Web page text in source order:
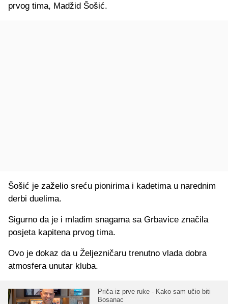
prvog tima, Madžid Šošić.
Šošić je zaželio sreću pionirima i kadetima u narednim
derbi duelima.
Sigurno da je i mladim snagama sa Grbavice značila
posjeta kapitena prvog tima.
Ovo je dokaz da u Željezničaru trenutno vlada dobra
atmosfera unutar kluba.
Priča iz prve ruke - Kako sam učio biti
Bosanac